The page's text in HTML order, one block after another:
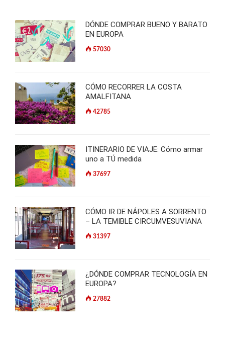
DÓNDE COMPRAR BUENO Y BARATO
EN EUROPA
57030
CÓMO RECORRER LA COSTA
AMALFITANA
42785
ITINERARIO DE VIAJE: Cómo armar
uno a TÚ medida
37697
CÓMO IR DE NÁPOLES A SORRENTO
– LA TEMIBLE CIRCUMVESUVIANA
31397
¿DÓNDE COMPRAR TECNOLOGÍA EN
EUROPA?
27882